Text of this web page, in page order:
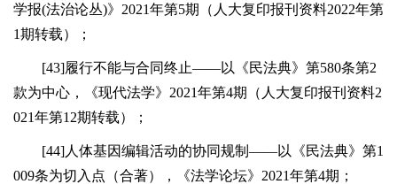
学报(法治论丛)》2021年第5期（人大复印报刊资料2022年第
1期转载）；
[43]履行不能与合同终止——以《民法典》第580条第2
款为中心，《现代法学》2021年第4期（人大复印报刊资料2
021年第12期转载）；
[44]人体基因编辑活动的协同规制——以《民法典》第1
009条为切入点（合著），《法学论坛》2021年第4期；